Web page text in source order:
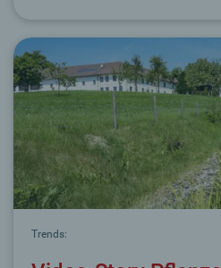
Trends: